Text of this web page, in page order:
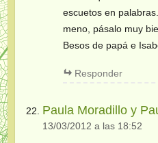
escuetos en
meno, pásalo muy
Besos de papá e
Responder
Paula Moradillo y
13/03/2012 a las 18:52